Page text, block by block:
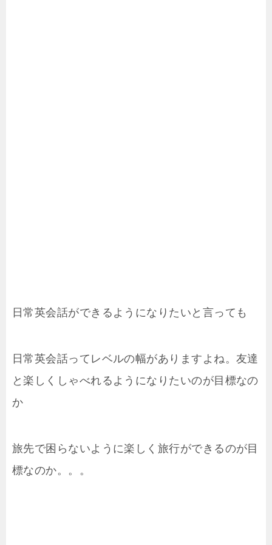
日常英会話ができるようになりたいと言っても
日常英会話ってレベルの幅がありますよね。友達
と楽しくしゃべれるようになりたいのが目標なの
か
旅先で困らないように楽しく旅行ができるのが目
標なのか。。。